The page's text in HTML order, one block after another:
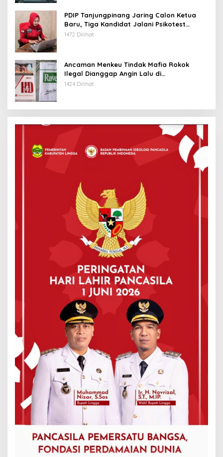
PDIP Tanjungpinang Jaring Calon Ketua
Baru, Tiga Kandidat Jalani Psikotest
Daring
1472 Dilihat
Ancaman Menkeu Tindak Mafia Rokok
Ilegal Dianggap Angin Lalu di
Tanjungpinang
1424 Dilihat